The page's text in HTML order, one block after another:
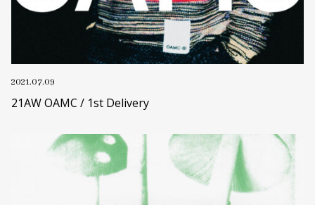
2021.07.09
21AW OAMC / 1st Delivery